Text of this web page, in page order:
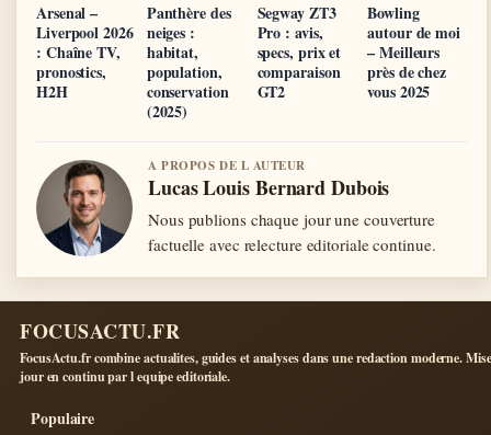
Arsenal –
Liverpool 2026
: Chaîne TV,
pronostics,
H2H
Panthère des
neiges :
habitat,
population,
conservation
(2025)
Segway ZT3
Pro : avis,
specs, prix et
comparaison
GT2
Bowling
autour de moi
– Meilleurs
près de chez
vous 2025
A PROPOS DE L AUTEUR
Lucas Louis Bernard Dubois
Nous publions chaque jour une couverture
factuelle avec relecture editoriale continue.
FOCUSACTU.FR
FocusActu.fr combine actualites, guides et analyses dans une redaction moderne.
jour en continu par l equipe editoriale.
Populaire